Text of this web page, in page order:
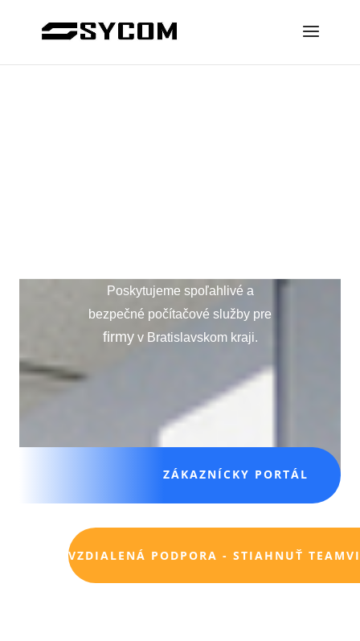
Poskytujeme spoľahlivé a
bezpečné počítačové služby pre
firmy v Bratislavskom kraji.
ZÁKAZNÍCKY PORTÁL
VZDIALENÁ PODPORA - STIAHNUŤ